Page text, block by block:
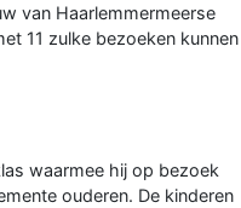
van Haarlemmermeerse
11 zulke bezoeken kunnen
waarmee hij op bezoek
ouderen. De kinderen